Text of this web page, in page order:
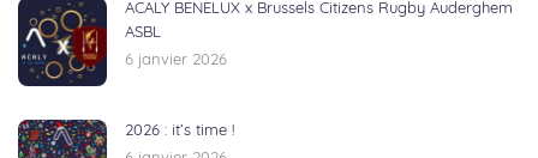
ACALY BENELUX x Brussels Citizens Rugby Auderghem
ASBL
6 janvier 2026
2026 : it’s time !